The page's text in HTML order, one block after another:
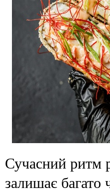
Сучасний ритм
залишає багато